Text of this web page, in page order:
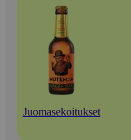
Juomasekoitukset